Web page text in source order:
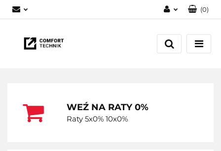
Zaloguj się
Zarejestruj się
(0)
WEŹ NA RATY 0%
Raty 5x0% 10x0%